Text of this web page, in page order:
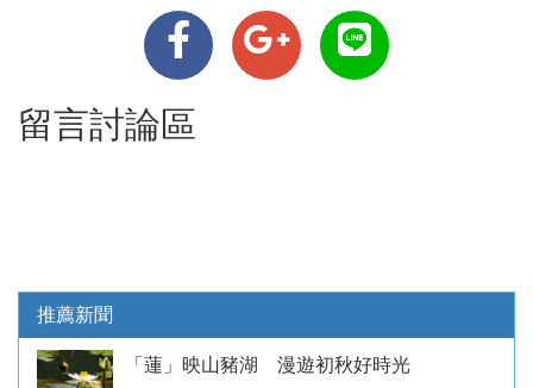
留言討論區
推薦新聞
「蓮」映山豬湖 漫遊初秋好時光